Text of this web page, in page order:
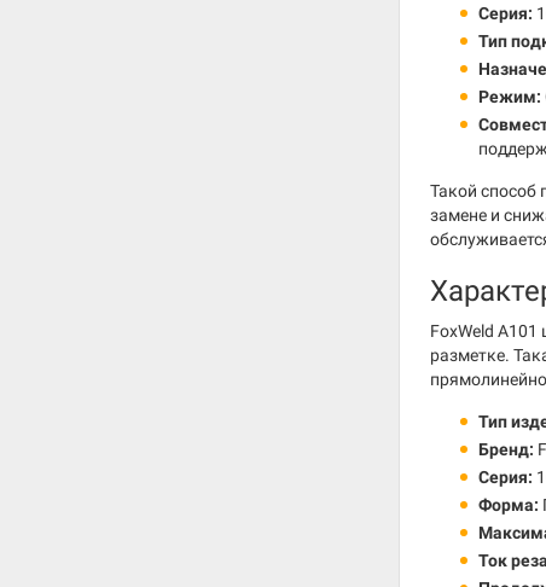
Серия:
Тип
Режим:
Такой способ
замене и
FoxWeld
разметке.
Тип
Бренд:
Серия:
Форма:
Ток